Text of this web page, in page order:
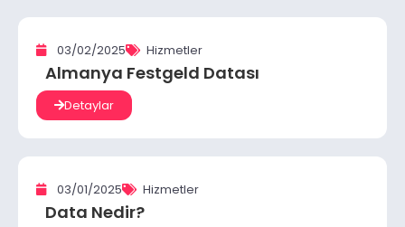
03/02/2025 Hizmetler
Almanya Festgeld Datası
Detaylar
03/01/2025 Hizmetler
Data Nedir?